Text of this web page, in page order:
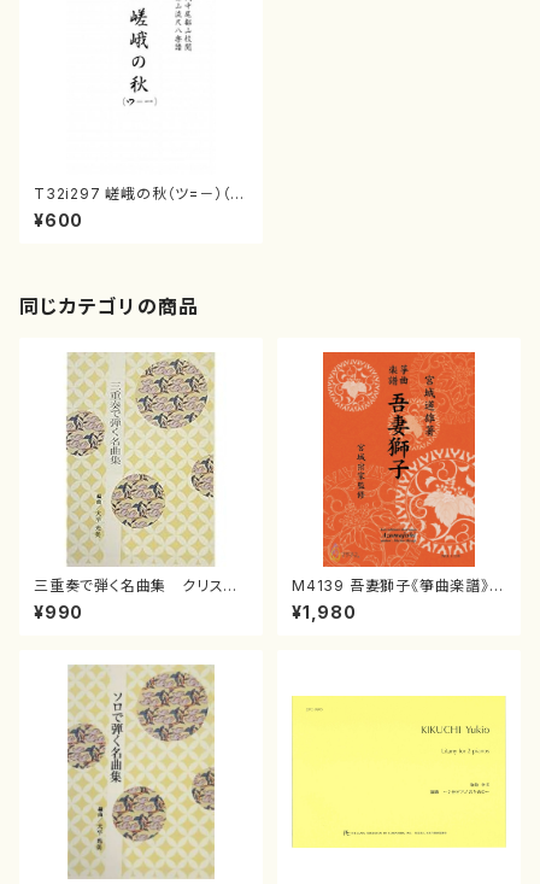
T32i297 嵯峨の秋（ツ=－）（尺
八/菊末検校/楽譜）都山流公刊
楽譜曲番:1152
¥600
同じカテゴリの商品
三重奏で弾く名曲集 クリスマ
スメドレー( 箏2/大平光美 編
曲/楽譜）
¥990
M4139 吾妻獅子《箏曲楽譜》
（箏/宮城道雄著・宮城宗家監修/
箏曲古典楽譜）
¥1,980